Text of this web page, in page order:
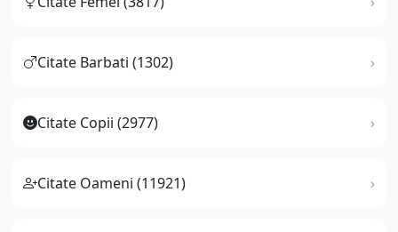
Citate Barbati (1302)
Citate Copii (2977)
Citate Oameni (11921)